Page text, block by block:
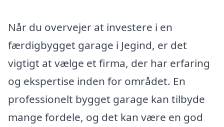
Når du overvejer at investere i en
færdigbygget garage i Jegind, er det
vigtigt at vælge et firma, der har erfaring
og ekspertise inden for området. En
professionelt bygget garage kan tilbyde
mange fordele, og det kan være en god